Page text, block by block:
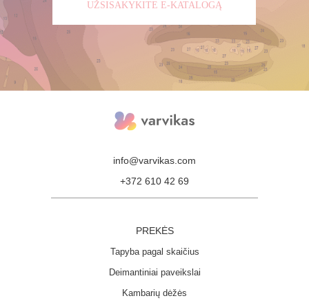
UŽSISAKYKITE E-KATALOGĄ
info@varvikas.com
Kambarių dėžės
Deimantiniai paveikslai
Tapyba pagal skaičius
PREKĖS
+372 610 42 69